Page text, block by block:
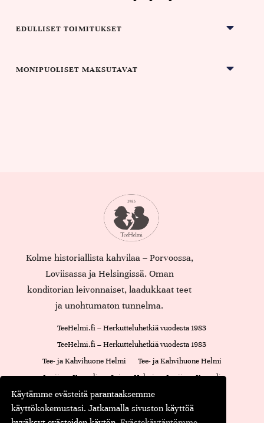
EDULLISET TOIMITUKSET
MONIPUOLISET MAKSUTAVAT
Kolme historiallista kahvilaa – Porvoossa,
Loviisassa ja Helsingissä. Oman
konditorian leivonnaiset, laadukkaat teet
ja unohtumaton tunnelma.
TeeHelmi.fi – Herkutteluhetkiä vuodesta 1983
TeeHelmi.fi – Herkutteluhetkiä vuodesta 1983
Tee- ja Kahvihuone Helmi
Tee- ja Kahvihuone Helmi
Loviisan Kappeli
Cajsan Helmi
Loviisan Kappeli
Oiva-raportti
Cajsan Helmi
Maustamaton tee
Maustettu tee Musta tee
Käytämme evästeitä parantaaksemme
käyttökokemustasi. Jatkamalla sivuston käyttöä